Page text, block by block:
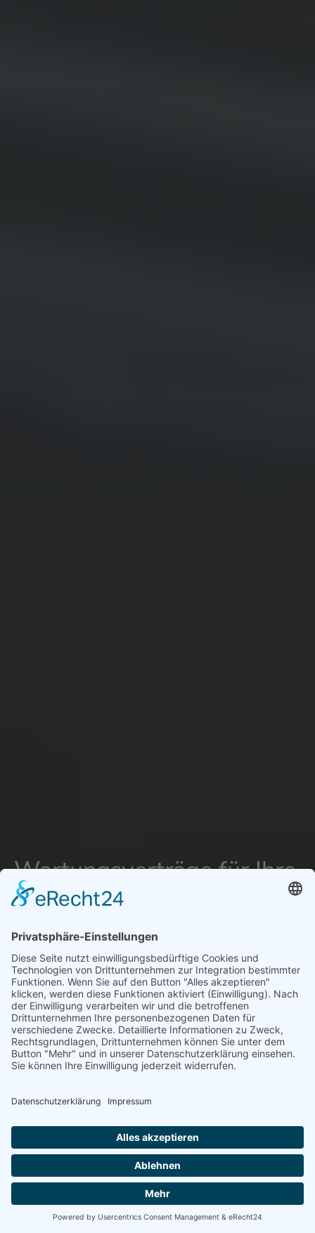
Wartungsverträge für Ihre
Photovoltaik Anlage in
Kempten - Energetische
Sanierung Bayern
Vom Basisschutz bis hin zur Live-
Überwachung
Willkommen bei Energetische Sanierung Bayern!
Schützen und optimieren Sie Ihre Photovoltaikanlage
mit unseren maßgeschneiderten Wartungsverträgen.
Wir bieten Ihnen drei unterschiedliche Wartungspakete,
der grundlegenden Sicherheit bis hin zur umfassenden
100% kostenloses Erstgespräch